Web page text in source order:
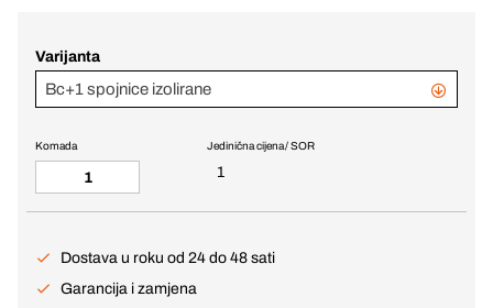
Varijanta
Bc+1 spojnice izolirane
Jedinična cijena / SOR
1
Komada
Dostava u roku od 24 do 48 sati
Garancija i zamjena